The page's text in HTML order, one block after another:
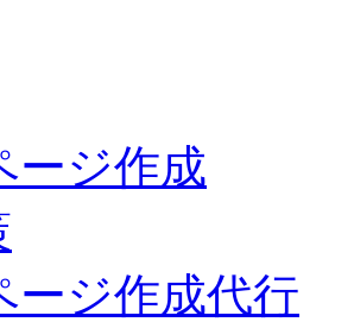
ージ作成
ージ作成代行